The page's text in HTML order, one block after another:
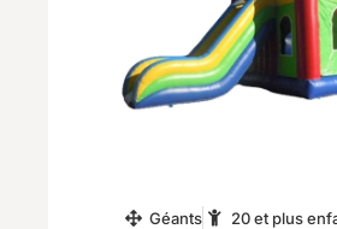
Géants 20 et plus